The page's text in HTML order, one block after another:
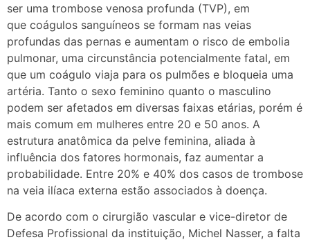
ser uma trombose venosa profunda (TVP), em
que coágulos sanguíneos se formam nas veias
profundas das pernas e aumentam o risco de embolia
pulmonar, uma circunstância potencialmente fatal, em
que um coágulo viaja para os pulmões e bloqueia uma
artéria. Tanto o sexo feminino quanto o masculino
podem ser afetados em diversas faixas etárias, porém é
mais comum em mulheres entre 20 e 50 anos. A
estrutura anatômica da pelve feminina, aliada à
influência dos fatores hormonais, faz aumentar a
probabilidade. Entre 20% e 40% dos casos de trombose
na veia ilíaca externa estão associados à doença.
De acordo com o cirurgião vascular e vice-diretor de
Defesa Profissional da instituição, Michel Nasser, a falta